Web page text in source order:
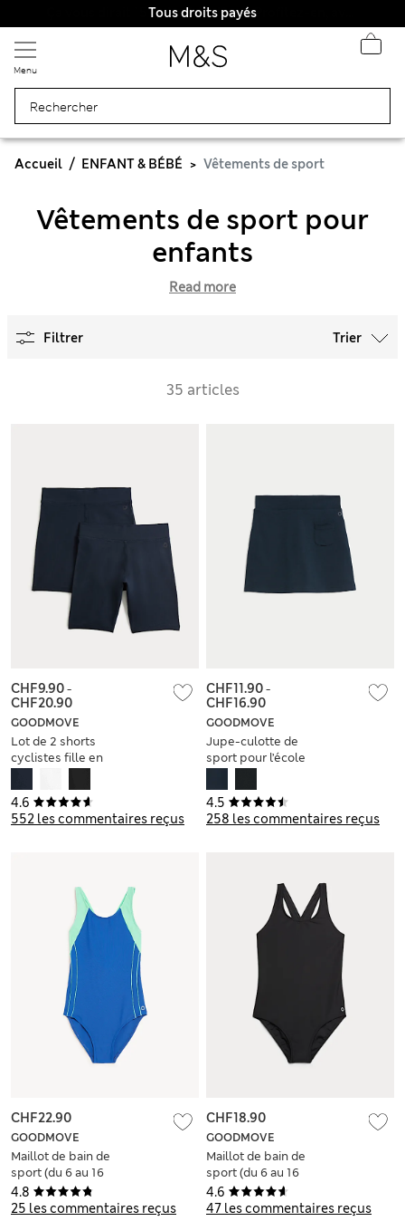
Tous droits payés
Menu
Accueil ENFANT & BÉBÉ Vêtements de sport
Vêtements de sport pour
enfants
Read more
Filtrer Trier
35 articles
4.6
552 les commentaires reçus
GOODMOVE
Lot de 2 shorts
cyclistes fille en
l’école (du 2 au 16
ans)
CHF9.90-
CHF20.90
4.5
258 les commentaires reçus
GOODMOVE
Jupe-culotte de
sport pour l’école
ans)
CHF11.90-
CHF16.90
4.8
25 les commentaires reçus
GOODMOVE
Maillot de bain de
sport (du 6 au 16
ans)
CHF22.90
4.6
47 les commentaires reçus
GOODMOVE
Maillot de bain de
sport (du 6 au 16
ans)
CHF18.90